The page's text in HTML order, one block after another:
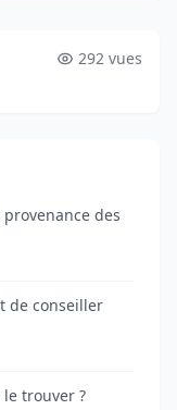
292 vues
des
de conseiller
le trouver ?